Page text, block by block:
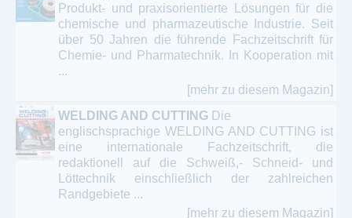
Produkt- und praxisorientierte Lösungen für die
chemische und pharmazeutische Industrie. Seit
über 50 Jahren die führende Fachzeitschrift für
Chemie- und Pharmatechnik. In Kooperation mit
...
[mehr zu diesem Magazin]
WELDING AND CUTTING Die
englischsprachige WELDING AND CUTTING ist
eine internationale Fachzeitschrift, die
redaktionell auf die Schweiß,- Schneid- und
Löttechnik einschließlich der zahlreichen
Randgebiete ...
[mehr zu diesem Magazin]